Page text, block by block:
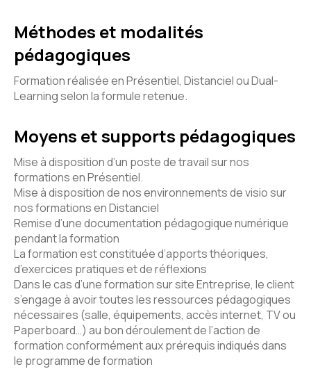
Méthodes et modalités
pédagogiques
Formation réalisée en Présentiel, Distanciel ou Dual-
Learning selon la formule retenue.
Moyens et supports pédagogiques
Mise à disposition d’un poste de travail sur nos
formations en Présentiel.
Mise à disposition de nos environnements de visio sur
nos formations en Distanciel
Remise d’une documentation pédagogique numérique
pendant la formation
La formation est constituée d’apports théoriques,
d’exercices pratiques et de réflexions
Dans le cas d’une formation sur site Entreprise, le client
s’engage à avoir toutes les ressources pédagogiques
nécessaires (salle, équipements, accès internet, TV ou
Paperboard…) au bon déroulement de l’action de
formation conformément aux prérequis indiqués dans
le programme de formation